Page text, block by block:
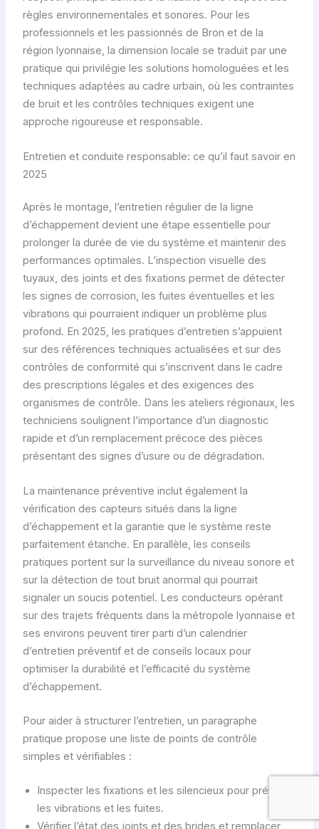
règles environnementales et sonores. Pour les
professionnels et les passionnés de Bron et de la
région lyonnaise, la dimension locale se traduit par une
pratique qui privilégie les solutions homologuées et les
techniques adaptées au cadre urbain, où les contraintes
de bruit et les contrôles techniques exigent une
approche rigoureuse et responsable.
Entretien et conduite responsable: ce qu’il faut savoir en
2025
Après le montage, l’entretien régulier de la ligne
d’échappement devient une étape essentielle pour
prolonger la durée de vie du système et maintenir des
performances optimales. L’inspection visuelle des
tuyaux, des joints et des fixations permet de détecter
les signes de corrosion, les fuites éventuelles et les
vibrations qui pourraient indiquer un problème plus
profond. En 2025, les pratiques d’entretien s’appuient
sur des références techniques actualisées et sur des
contrôles de conformité qui s’inscrivent dans le cadre
des prescriptions légales et des exigences des
organismes de contrôle. Dans les ateliers régionaux, les
techniciens soulignent l’importance d’un diagnostic
rapide et d’un remplacement précoce des pièces
présentant des signes d’usure ou de dégradation.
La maintenance préventive inclut également la
vérification des capteurs situés dans la ligne
d’échappement et la garantie que le système reste
parfaitement étanche. En parallèle, les conseils
pratiques portent sur la surveillance du niveau sonore et
sur la détection de tout bruit anormal qui pourrait
signaler un soucis potentiel. Les conducteurs opérant
sur des trajets fréquents dans la métropole lyonnaise et
ses environs peuvent tirer parti d’un calendrier
d’entretien préventif et de conseils locaux pour
optimiser la durabilité et l’efficacité du système
d’échappement.
Pour aider à structurer l’entretien, un paragraphe
pratique propose une liste de points de contrôle
simples et vérifiables :
Inspecter les fixations et les silencieux pour prévenir
les vibrations et les fuites.